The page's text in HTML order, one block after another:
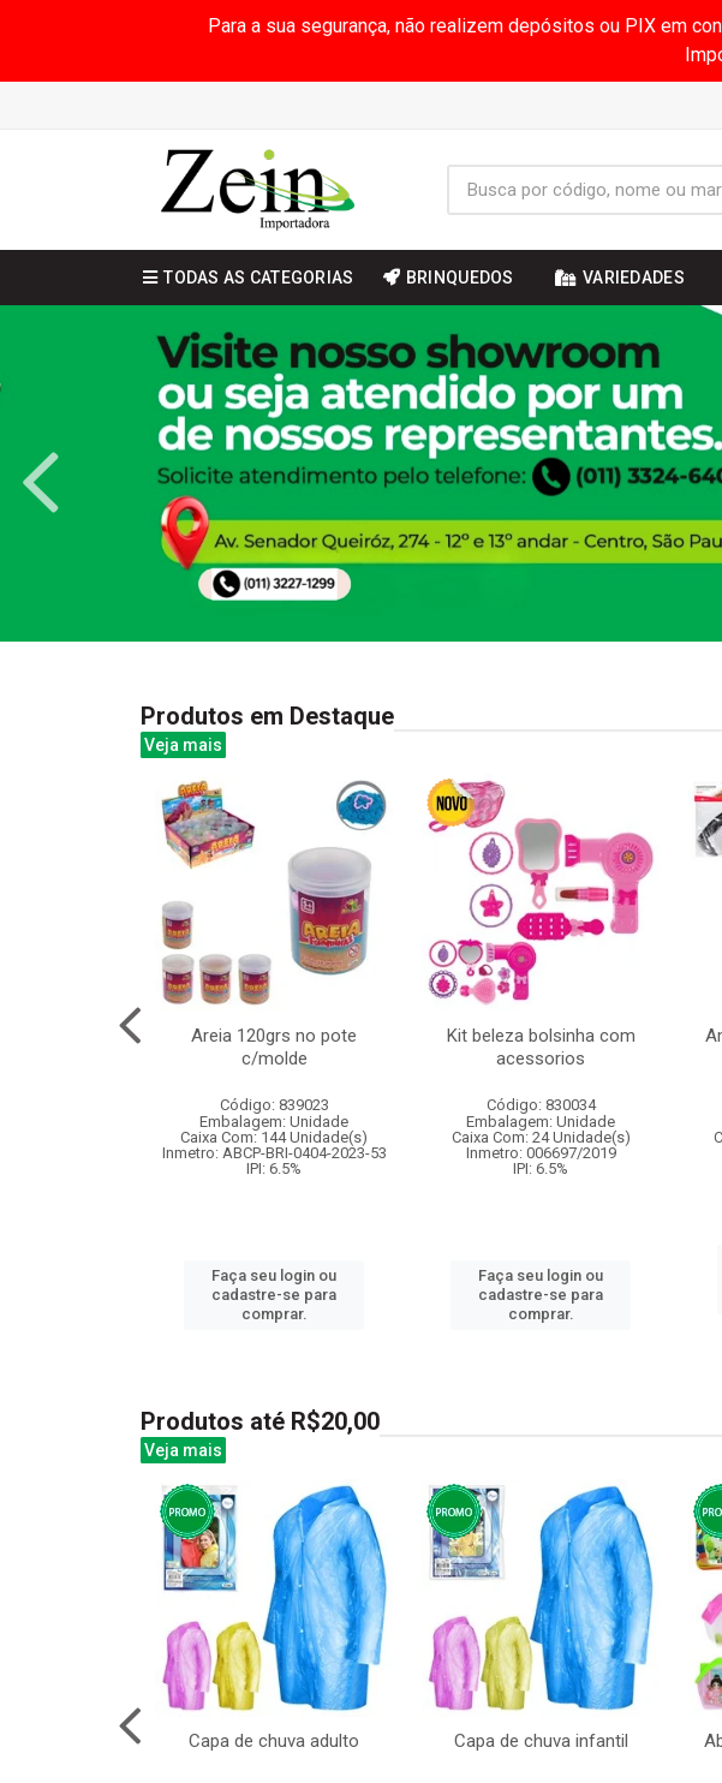
Para a sua segurança, não realizem depósitos ou PIX em
TODAS AS CATEGORIAS BRINQUEDOS VARIEDADES
Produtos em Destaque
Veja mais
Areia 120grs no pote
c/molde
Código: 839023
Embalagem: Unidade
Caixa Com: 144 Unidade(s)
Inmetro: ABCP-BRI-0404-2023-53
IPI: 6.5%
Faça seu login ou
cadastre-se para
comprar.
Kit beleza bolsinha com
acessorios
Código: 830034
Embalagem: Unidade
Caixa Com: 24 Unidade(s)
Inmetro: 006697/2019
IPI: 6.5%
Faça seu login ou
cadastre-se para
comprar.
Produtos até R$20,00
Veja mais
Capa de chuva adulto Capa de chuva infantil